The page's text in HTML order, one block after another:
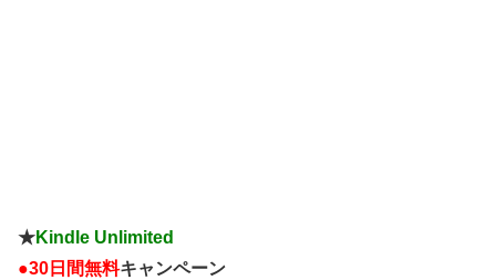
★Kindle Unlimited
●30日間無料キャンペーン